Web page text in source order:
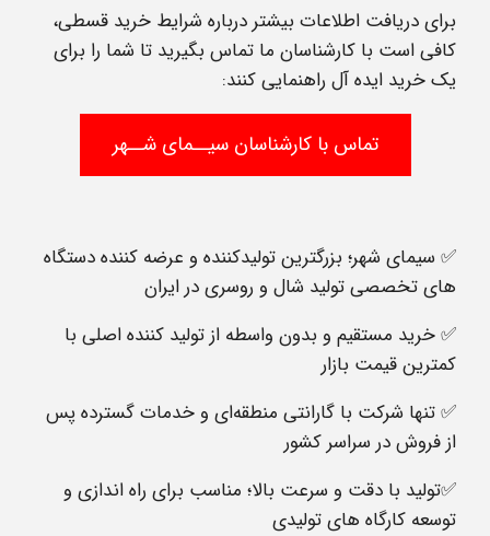
برای دریافت اطلاعات بیشتر درباره شرایط خرید قسطی،
کافی است با کارشناسان ما تماس بگیرید تا شما را برای
یک خرید ایده آل راهنمایی کنند:
تماس با کارشناسان سیــمای شــهر
✅ سیمای شهر؛ بزرگترین تولیدکننده و عرضه‌ کننده دستگاه‌
های تخصصی تولید شال و روسری در ایران
✅ خرید مستقیم و بدون واسطه از تولید کننده اصلی با
کمترین قیمت بازار
✅ تنها شرکت با گارانتی منطقه‌ای و خدمات گسترده پس
از فروش در سراسر کشور
✅تولید با دقت و سرعت بالا؛ مناسب برای راه‌ اندازی و
توسعه کارگاه‌ های تولیدی